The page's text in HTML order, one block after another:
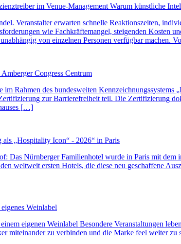
im Venue-Management Warum künstliche
Veranstalter erwarten schnelle Reaktionszeiten,
wie Fachkräftemangel, steigenden Kosten
von einzelnen Personen verfügbar
Congress Centrum
Rahmen des bundesweiten
zur Barrierefreiheit teil. Die Zertifizierung
[…]
„Hospitality Icon“ - 2026“ in Paris
Das Nürnberger Familienhotel wurde in Paris mit
weltweit ersten Hotels, die diese neu geschaffene
Weinlabel
eigenen Weinlabel Besondere Veranstaltungen
miteinander zu verbinden und die Marke feel weiter